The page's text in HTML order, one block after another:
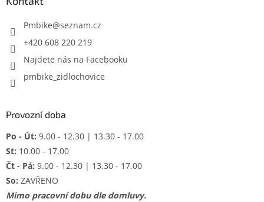
Pmbike@seznam.cz
+420 608 220 219
Najdete nás na Facebooku
pmbike_zidlochovice
Provozní doba
Po - Út: 9.00 - 12.30 | 13.30 - 17.00
St: 10.00 - 17.00
Čt - Pá: 9.00 - 12.30 | 13.30 - 17.00
So: ZAVŘENO
Mimo pracovní dobu dle domluvy.